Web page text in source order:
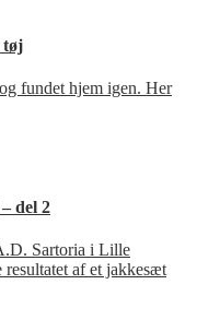
tøj
fundet hjem igen. Her
del 2
Sartoria i Lille
af et jakkesæt